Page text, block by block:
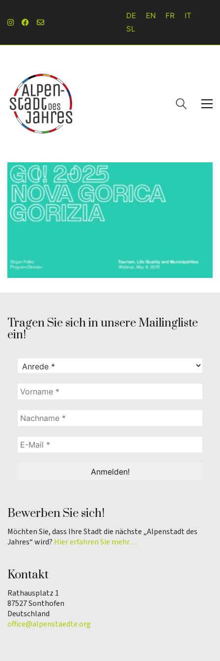
DE EN FR
IT
SL
Tragen Sie sich in unsere Mailingliste
ein!
Bewerben Sie sich!
Möchten Sie, dass Ihre Stadt die nächste „Alpenstadt des
Jahres“ wird? Hier erfahren Sie mehr…
Kontakt
Rathausplatz 1
87527 Sonthofen
Deutschland
office@alpenstaedte.org